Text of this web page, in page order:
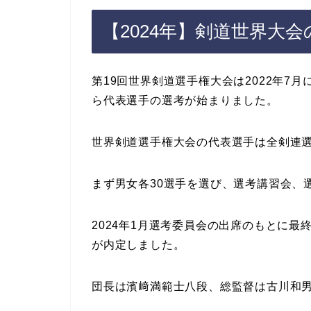
【2024年】剣道世界大
第19回世界剣道選手権大会は2022年7月
ら代表選手の選考が始まりました。
世界剣道選手権大会の代表選手は全剣連
まず男女各30選手を選び、選考講習会、
2024年1月選考委員会の出席のもとに最
が内定しました。
団長は濱﨑満範士八段、総監督は古川和